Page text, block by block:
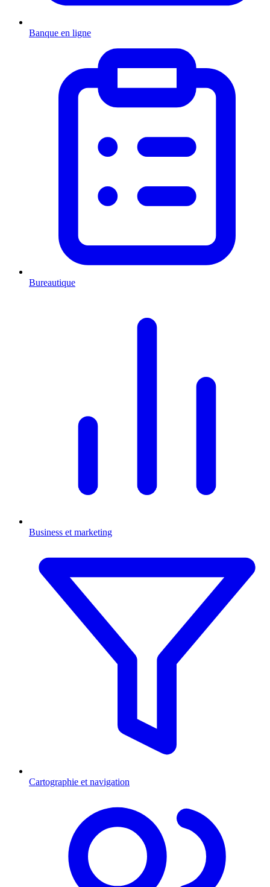
Banque en ligne
Bureautique
Business et marketing
Cartographie et navigation